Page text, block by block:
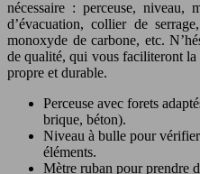
nécessaire : perceuse, niveau,
d’évacuation, collier de
monoxyde de carbone, etc.
de qualité, qui vous faciliteront
propre et durable.
Perceuse avec forets
brique, béton).
Niveau à bulle pour
éléments.
Mètre ruban pour prendre